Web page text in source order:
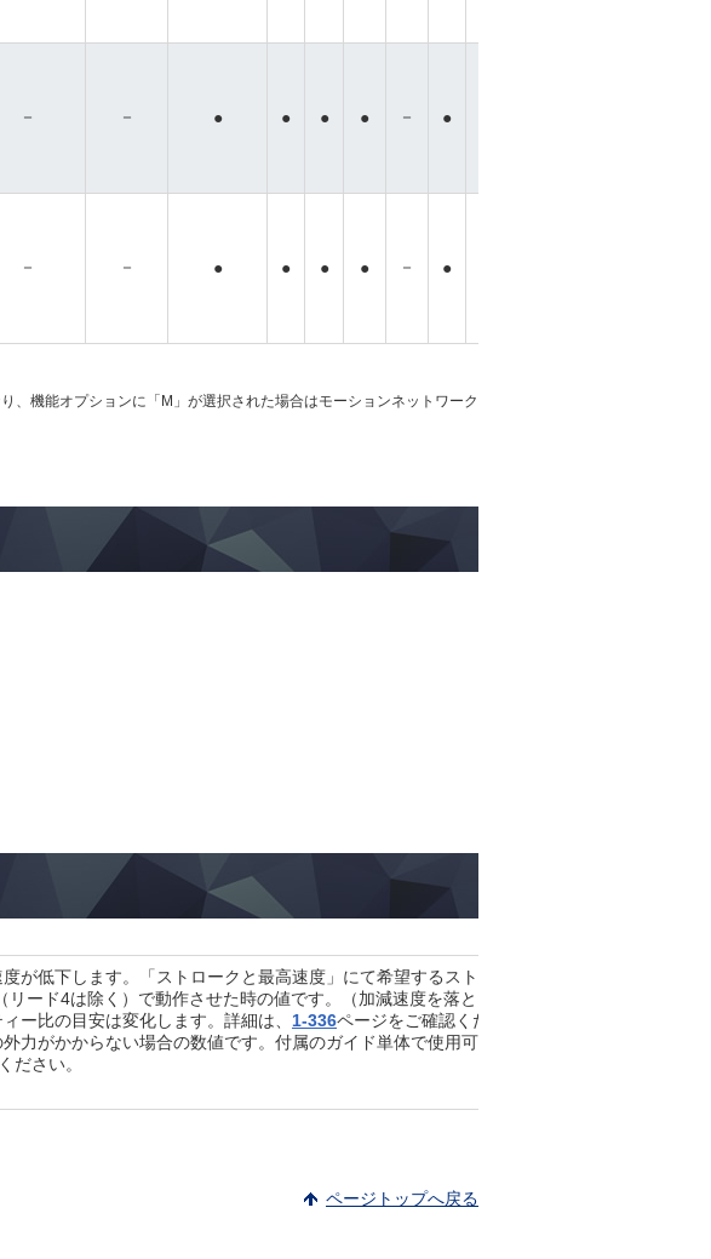
－ － ● ● ● ● － ●
－ － ● ● ● ● － ●
機能オプションに「M」が選択された場合はモーションネットワーク
が低下します。「ストロークと最高速度」にて希望するストロークの最高速度の確認をし
ード4は除く）で動作させた時の値です。（加減速度を落としても最大可搬質量は「メイ
ー比の目安は変化します。詳細は、 1-336ページをご確認ください。
力がかからない場合の数値です。付属のガイド単体で使用可能な質量は「ロッド先端静
ださい。
ページトップへ戻る